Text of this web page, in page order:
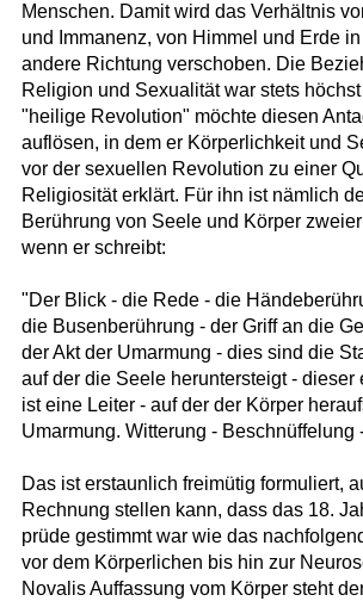
Menschen. Damit wird das Verhältnis
und Immanenz, von Himmel und Erde
andere Richtung verschoben. Die
Religion und Sexualität war stets
"heilige Revolution" möchte diesen
auflösen, in dem er Körperlichkeit und
vor der sexuellen Revolution zu einer
Religiosität erklärt. Für ihn ist nämlich
Berührung von Seele und Körper
wenn er schreibt:
"Der Blick - die Rede - die
die Busenberührung - der Griff an die
der Akt der Umarmung - dies sind die
auf der die Seele heruntersteigt - dieser
ist eine Leiter - auf der der Körper
Umarmung. Witterung - Beschnüffelung
Das ist erstaunlich freimütig formuliert,
Rechnung stellen kann, dass das 18.
prüde gestimmt war wie das
vor dem Körperlichen bis hin zur
Novalis Auffassung vom Körper steht